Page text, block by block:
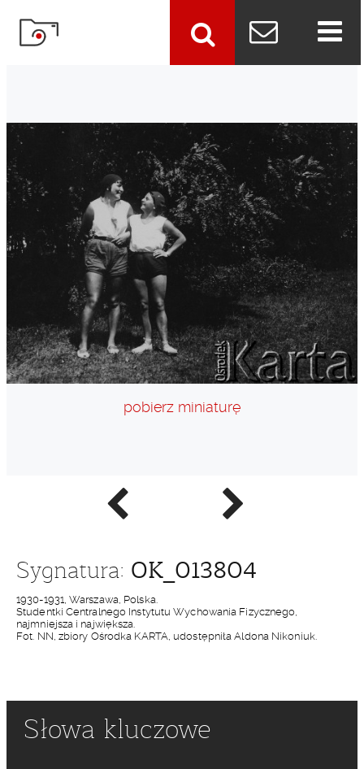
Poprzednie
zdjęcie
Następne
zdjęcie
pobierz miniaturę
Sygnatura: OK_013804
1930-1931, Warszawa, Polska.
Studentki Centralnego Instytutu Wychowania Fizycznego,
najmniejsza i największa.
Fot. NN, zbiory Ośrodka KARTA, udostępniła Aldona Nikoniuk.
Słowa kluczowe